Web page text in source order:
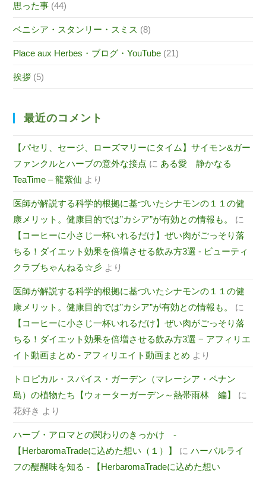
思った事 (44)
ベニシア・スタンリー・スミス (8)
Place aux Herbes・ブログ・YouTube (21)
挨拶 (5)
最近のコメント
【パセリ、セージ、ローズマリーにタイム】サイモン&ガー
ファンクルとハーブの意外な接点 に ある愛 静かなる
TeaTime – 龍紫仙 より
医師が解説する科学的根拠に基づいたシナモンの１１の健
康メリット。健康目的では”カシア”が有効との情報も。
に
【コーヒーに小さじ一杯いれるだけ】ぜい肉がごっそり落
ちる！ダイエット効果を倍増させる飲み方3選 - ビューティ
クラブちゃんねる☆彡 より
医師が解説する科学的根拠に基づいたシナモンの１１の健
康メリット。健康目的では”カシア”が有効との情報も。
に
【コーヒーに小さじ一杯いれるだけ】ぜい肉がごっそり落
ちる！ダイエット効果を倍増させる飲み方3選 − アフィリエ
イト動画まとめ - アフィリエイト動画まとめ より
トロピカル・スパイス・ガーデン（マレーシア・ペナン
島）の植物たち【ウォーターガーデン～熱帯雨林 編】
に
花好き より
ハーブ・アロマとの関わりのきっかけ -
【HerbaromaTradeに込めた想い（１）】
にハーバルライ
フの醍醐味を知る - 【HerbaromaTradeに込めた想い